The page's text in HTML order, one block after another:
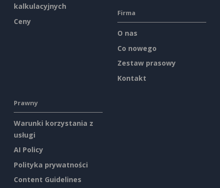
kalkulacyjnych
Ceny
Firma
O nas
Co nowego
Zestaw prasowy
Kontakt
Prawny
Warunki korzystania z
usługi
AI Policy
Polityka prywatności
Content Guidelines